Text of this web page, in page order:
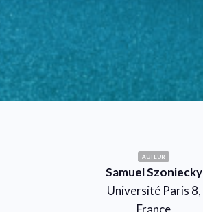
AUTEUR
Samuel Szoniecky
Université Paris 8,
France